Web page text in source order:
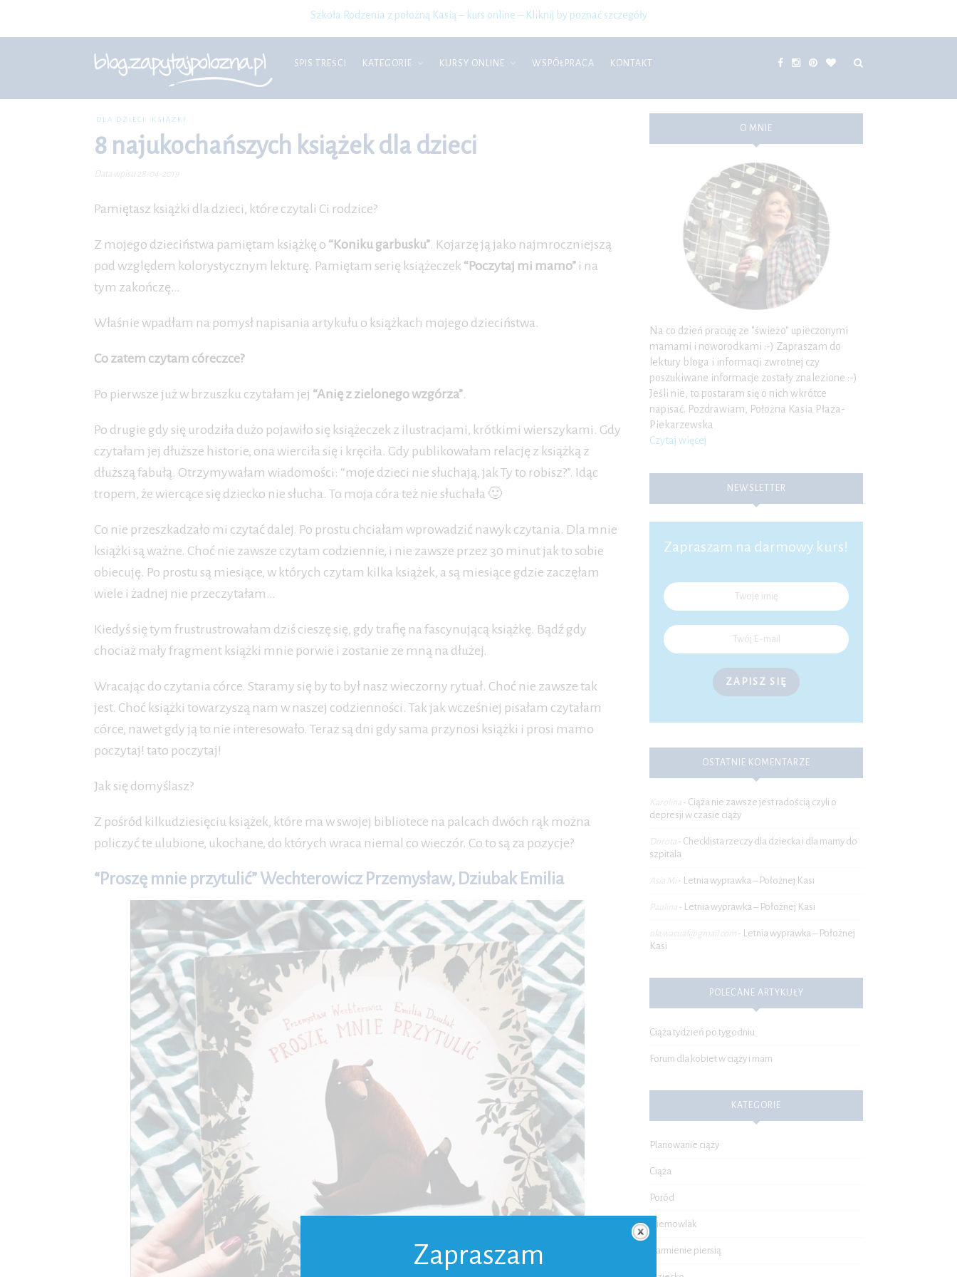
Szkoła Rodzenia z położną Kasią – kurs online – Kliknij by poznać szczegóły
SPIS TREŚCI KATEGORIE KURSY ONLINE WSPÓŁPRACA KONTAKT
DLA DZIECI KSIĄŻKI
8 najukochańszych książek dla dzieci
Data wpisu 28-04-2019
Pamiętasz książki dla dzieci, które czytali Ci rodzice?
Z mojego dzieciństwa pamiętam książkę o “Koniku garbusku”. Kojarzę ją jako najmroczniejszą
pod względem kolorystycznym lekturę. Pamiętam serię książeczek “Poczytaj mi mamo” i na
tym zakończę…
Właśnie wpadłam na pomysł napisania artykułu o książkach mojego dzieciństwa.
Co zatem czytam córeczce?
Po pierwsze już w brzuszku czytałam jej “Anię z zielonego wzgórza”.
Po drugie gdy się urodziła dużo pojawiło się książeczek z ilustracjami, krótkimi wierszykami. Gdy
czytałam jej dłuższe historie, ona wierciła się i kręciła. Gdy publikowałam relację z książką z
dłuższą fabułą. Otrzymywałam wiadomości: “moje dzieci nie słuchają, jak Ty to robisz?”. Idąc
tropem, że wiercące się dziecko nie słucha. To moja córa też nie słuchała 🙂
Co nie przeszkadzało mi czytać dalej. Po prostu chciałam wprowadzić nawyk czytania. Dla mnie
książki są ważne. Choć nie zawsze czytam codziennie, i nie zawsze przez 30 minut jak to sobie
obiecuję. Po prostu są miesiące, w których czytam kilka książek, a są miesiące gdzie zaczęłam
wiele i żadnej nie przeczytałam…
Kiedyś się tym frustrustrowałam dziś cieszę się, gdy trafię na fascynującą książkę. Bądź gdy
chociaż mały fragment książki mnie porwie i zostanie ze mną na dłużej.
Wracając do czytania córce. Staramy się by to był nasz wieczorny rytuał. Choć nie zawsze tak
jest. Choć książki towarzyszą nam w naszej codzienności. Tak jak wcześniej pisałam czytałam
córce, nawet gdy ją to nie interesowało. Teraz są dni gdy sama przynosi książki i prosi mamo
poczytaj! tato poczytaj!
Jak się domyślasz?
Z pośród kilkudziesięciu książek, które ma w swojej bibliotece na palcach dwóch rąk można
policzyć te ulubione, ukochane, do których wraca niemal co wieczór. Co to są za pozycje?
“Proszę mnie przytulić” Wechterowicz Przemysław, Dziubak Emilia
O MNIE
Na co dzień pracuję ze "świeżo" upieczonymi
mamami i noworodkami :-) Zapraszam do
lektury bloga i informacji zwrotnej czy
poszukiwane informacje zostały znalezione :-)
Jeśli nie, to postaram się o nich wkrótce
napisać. Pozdrawiam, Położna Kasia Płaza-
Piekarzewska
Czytaj więcej
NEWSLETTER
Zapraszam na darmowy kurs!
ZAPISZ SIĘ
OSTATNIE KOMENTARZE
Karolina - Ciąża nie zawsze jest radością czyli o
depresji w czasie ciąży
Dorota - Checklista rzeczy dla dziecka i dla mamy do
szpitala
Asia Mi - Letnia wyprawka – Położnej Kasi
Paulina - Letnia wyprawka – Położnej Kasi
ola.wacuaf@gmail.com - Letnia wyprawka – Położnej
Kasi
POLECANE ARTYKUŁY
Ciąża tydzień po tygodniu
Forum dla kobiet w ciąży i mam
KATEGORIE
Planowanie ciąży
Ciąża
Poród
Niemowlak
Karmienie piersią
Zapraszam